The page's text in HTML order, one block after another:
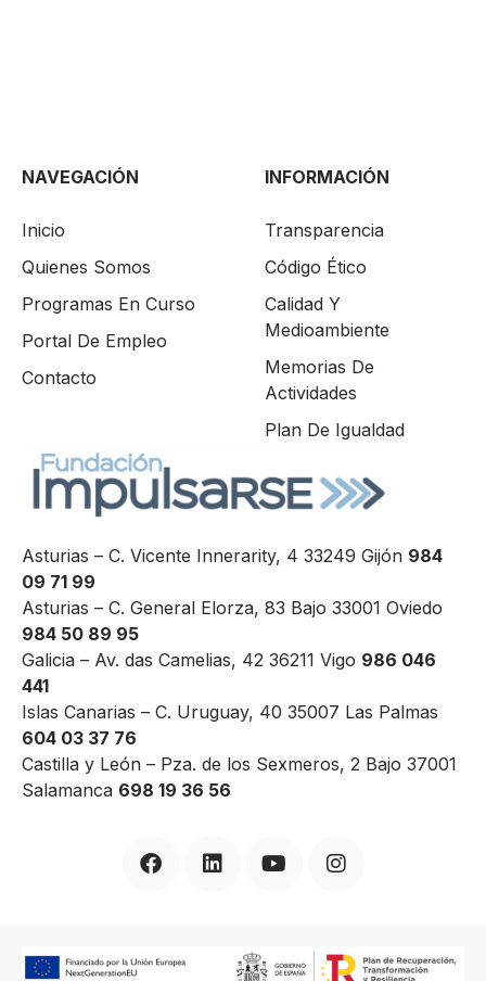
NAVEGACIÓN
Inicio
Quienes Somos
Programas En Curso
Portal De Empleo
Contacto
INFORMACIÓN
Transparencia
Código Ético
Calidad Y
Medioambiente
Memorias De
Actividades
Plan De Igualdad
Asturias – C. Vicente Innerarity, 4 33249 Gijón 984
09 71 99
Asturias – C. General Elorza, 83 Bajo 33001 Oviedo
984 50 89 95
Galicia – Av. das Camelias, 42 36211 Vigo 986 046
441
Islas Canarias – C. Uruguay, 40 35007 Las Palmas
604 03 37 76
Castilla y León – Pza. de los Sexmeros, 2 Bajo 37001
Salamanca 698 19 36 56